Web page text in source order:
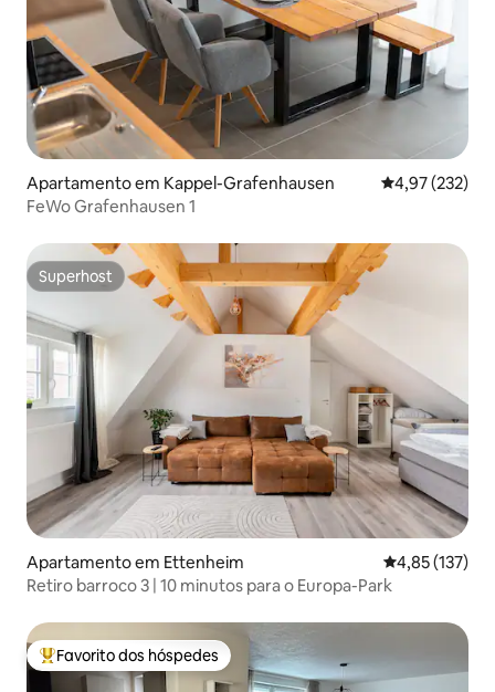
Apartamento em Kappel-Grafenhausen Classificação
4,97 (232)
FeWo Grafenhausen 1
Superhost
Superhost
Apartamento em Ettenheim Classificação
4,85 (137)
Retiro barroco 3 | 10 minutos para o Europa-Park
Favoritos dos hóspedes mais apreciados
Favorito dos hóspedes